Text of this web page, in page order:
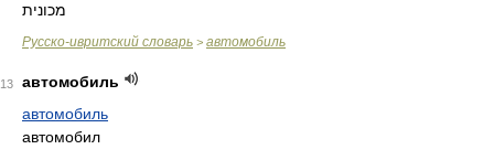
מכונית
Русско-ивритский словарь > автомобиль
13
автомобиль
автомобиль
автомобил